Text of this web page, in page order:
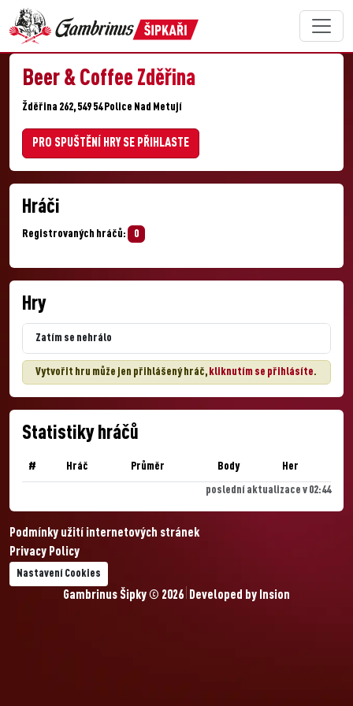
Beer & Coffee Zděřina
Žděřina 262, 549 54 Police Nad Metují
PRO SPUŠTĚNÍ HRY SE PŘIHLASTE
Hráči
Registrovaných hráčů: 0
Hry
Zatím se nehrálo
Vytvořit hru může jen přihlášený hráč, kliknutím se přihlásíte.
Statistiky hráčů
# Hráč Průměr Body Her
poslední aktualizace v 02:44
Podmínky užití internetových stránek
Privacy Policy
Nastavení Cookies
Gambrinus Šipky © 2026 Developed by Insion